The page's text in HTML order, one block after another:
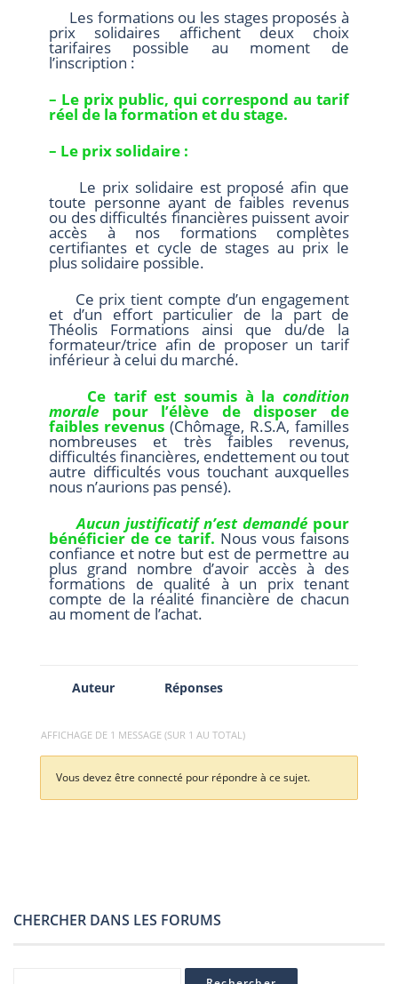
Les formations ou les stages proposés à
prix solidaires affichent deux choix
tarifaires possible au moment de
l’inscription :
– Le prix public, qui correspond au tarif
réel de la formation et du stage.
– Le prix solidaire :
Le prix solidaire est proposé afin que
toute personne ayant de faibles revenus
ou des difficultés financières puissent avoir
accès à nos formations complètes
certifiantes et cycle de stages au prix le
plus solidaire possible.
Ce prix tient compte d’un engagement
et d’un effort particulier de la part de
Théolis Formations ainsi que du/de la
formateur/trice afin de proposer un tarif
inférieur à celui du marché.
Ce tarif est soumis à lacondition
morale pour l’élève de disposer de
faibles revenus (Chômage, R.S.A, familles
nombreuses et très faibles revenus,
difficultés financières, endettement ou tout
autre difficultés vous touchant auxquelles
nous n’aurions pas pensé).
Aucun justificatif n’estdemandépour
bénéficier de ce tarif. Nous vous faisons
confiance et notre but est de permettre au
plus grand nombre d’avoir accès à des
formations de qualité à un prix tenant
compte de la réalité financière de chacun
au moment de l’achat.
Auteur Réponses
AFFICHAGE DE 1 MESSAGE (SUR 1 AU TOTAL)
Vous devez être connecté pour répondre à ce sujet.
CHERCHER DANS LES FORUMS